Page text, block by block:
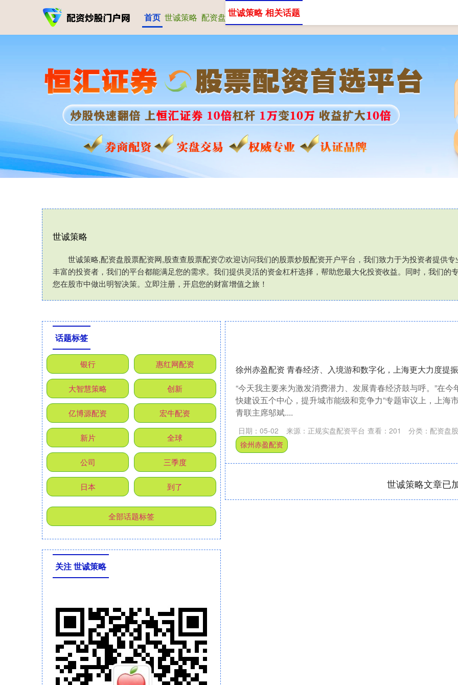
首页 世诚策略 配资盘股票配资网 股查查股票配资
世诚策略
世诚策略,配资盘股票配资网,股查查股票配资⑦欢迎访问我们的股票炒股配资开户平台，我们致力于为投资者提供
丰富的投资者，我们的平台都能满足您的需求。我们提供灵活的资金杠杆选择，帮助您最大化投资收益。同时，我们的
您在股市中做出明智决策。立即注册，开启您的财富增值之旅！
世诚策略 相关话题
徐州赤盈配资 青春经济、入境游和数字化，上海更大力度提
“今天我主要来为激发消费潜力、发展青春经济鼓与呼。”在今
快建设五个中心，提升城市能级和竞争力”专题审议上，上海
青联主席邬斌....
日期：05-02 来源：正规实盘配资平台 查看： 201 分类： 配资盘
徐州赤盈配资
世诚策略文章已
话题标签
银行 惠红网配资
大智慧策略 创新
亿博源配资 宏牛配资
新片 全球
公司 三季度
日本 到了
全部话题标签
关注 世诚策略